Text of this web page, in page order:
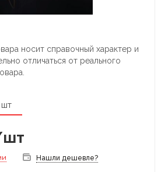
носит справочный характер и
отличаться от реального
шт
Нашли дешевле?